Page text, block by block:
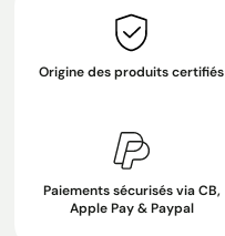
Origine des produits certifiés
Paiements sécurisés via CB,
Apple Pay & Paypal